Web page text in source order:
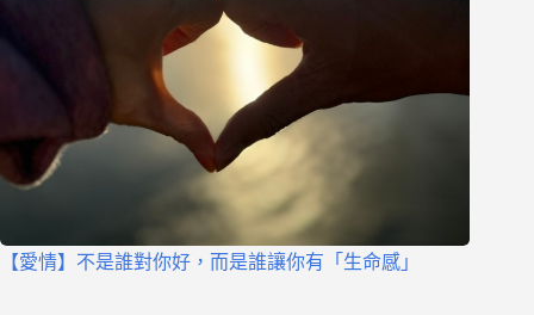
【愛情】不是誰對你好，而是誰讓你有「生命感」